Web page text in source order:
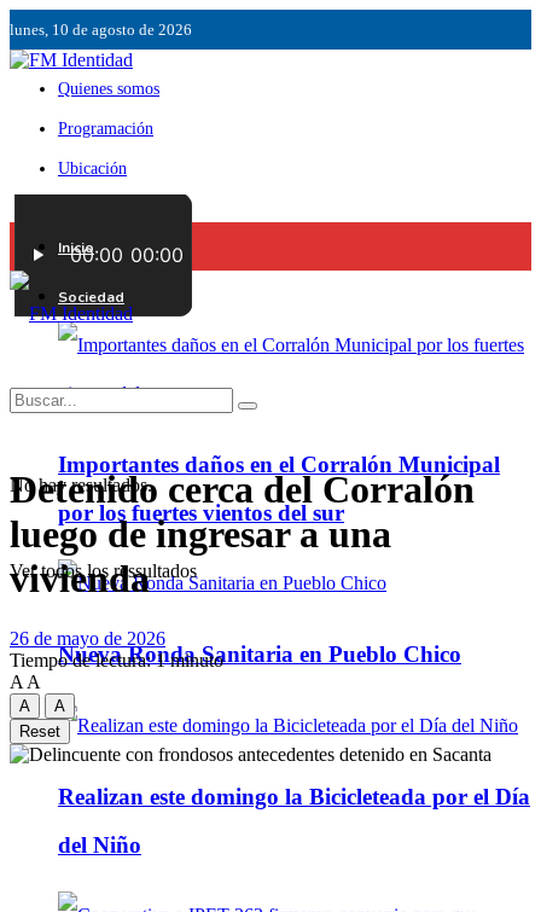
lunes, 10 de agosto de 2026
Quienes somos
Programación
Ubicación
Contáctenos
Inicio
Sociedad
Importantes daños en el Corralón Municipal
por los fuertes vientos del sur
Nueva Ronda Sanitaria en Pueblo Chico
Realizan este domingo la Bicicleteada por el Día
del Niño
No hay resultados.
Ver todos los ressultados
Detenido cerca del Corralón
luego de ingresar a una
vivienda
26 de mayo de 2026
Tiempo de lectura: 1 minuto
A A
A
A
Reset